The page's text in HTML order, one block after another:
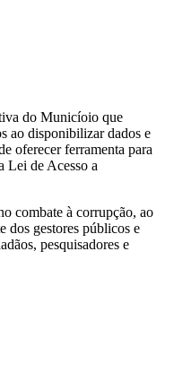
do Municíoio que
ao disponibilizar dados e
oferecer ferramenta para
Lei de Acesso a
combate à corrupção, ao
dos gestores públicos e
pesquisadores e